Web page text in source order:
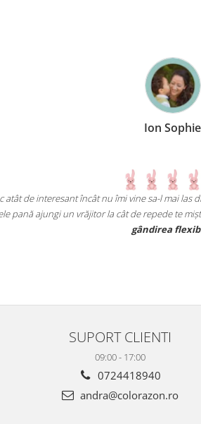
sa-l mai las din mâna!!! Are nivele ușoare
de repede te miști :))Stimulează
SUPORT CLIENTI
09:00 - 17:00
0724418940
andra@colorazon.ro